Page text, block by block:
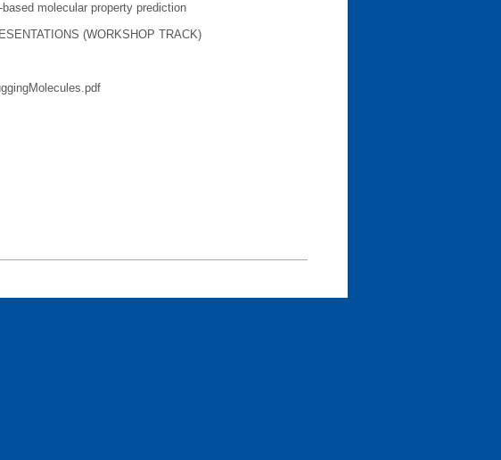
molecular property prediction
(WORKSHOP TRACK)